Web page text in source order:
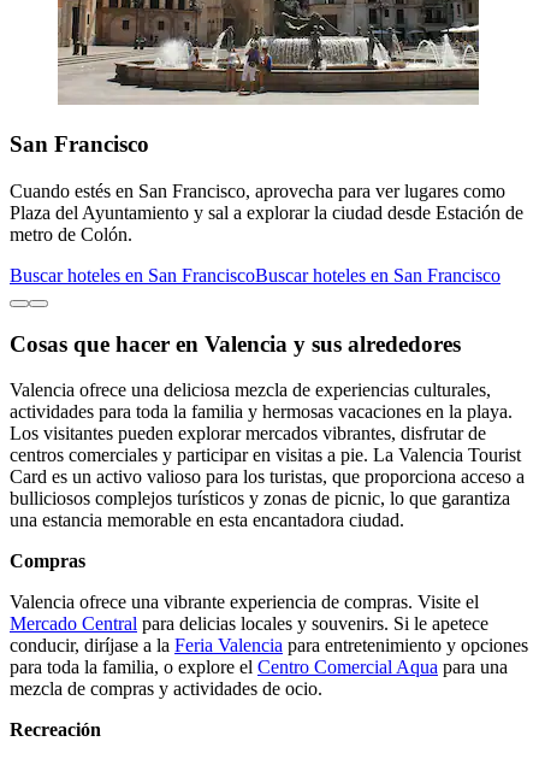
San Francisco
Cuando estés en San Francisco, aprovecha para ver lugares como
Plaza del Ayuntamiento y sal a explorar la ciudad desde Estación de
metro de Colón.
Buscar hoteles en San FranciscoBuscar hoteles en San Francisco
Cosas que hacer en Valencia y sus alrededores
Valencia ofrece una deliciosa mezcla de experiencias culturales,
actividades para toda la familia y hermosas vacaciones en la playa.
Los visitantes pueden explorar mercados vibrantes, disfrutar de
centros comerciales y participar en visitas a pie. La Valencia Tourist
Card es un activo valioso para los turistas, que proporciona acceso a
bulliciosos complejos turísticos y zonas de picnic, lo que garantiza
una estancia memorable en esta encantadora ciudad.
Compras
Valencia ofrece una vibrante experiencia de compras. Visite el
Mercado Central para delicias locales y souvenirs. Si le apetece
conducir, diríjase a la Feria Valencia para entretenimiento y opciones
para toda la familia, o explore el Centro Comercial Aqua para una
mezcla de compras y actividades de ocio.
Recreación